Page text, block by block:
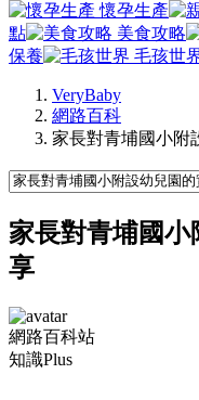
懷孕生產
點
美食攻略
保養
毛孩世
VeryBaby
網路百科
家長對青埔國小附
家長對青埔國
享
網路百科站
知識Plus